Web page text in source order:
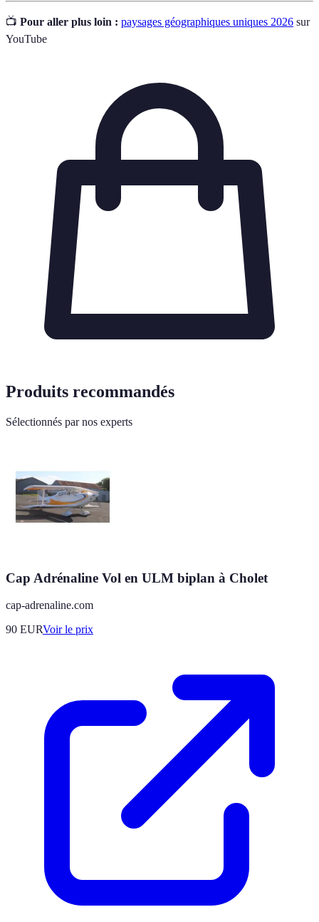
📺 Pour aller plus loin : paysages géographiques uniques 2026 sur
YouTube
Produits recommandés
Sélectionnés par nos experts
Cap Adrénaline Vol en ULM biplan à Cholet
cap-adrenaline.com
90 EURVoir le prix